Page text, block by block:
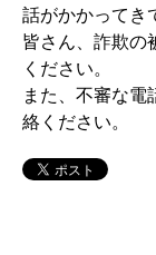
話がかかってき
皆さん、詐欺の
ください。
また、不審な電
絡ください。